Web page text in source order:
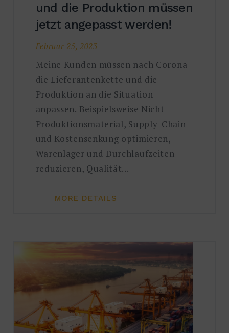
und die Produktion müssen
jetzt angepasst werden!
Februar 25, 2023
Meine Kunden müssen nach Corona
die Lieferantenkette und die
Produktion an die Situation
anpassen. Beispielsweise Nicht-
Produktionsmaterial, Supply-Chain
und Kostensenkung optimieren,
Warenlager und Durchlaufzeiten
reduzieren, Qualität…
MORE DETAILS